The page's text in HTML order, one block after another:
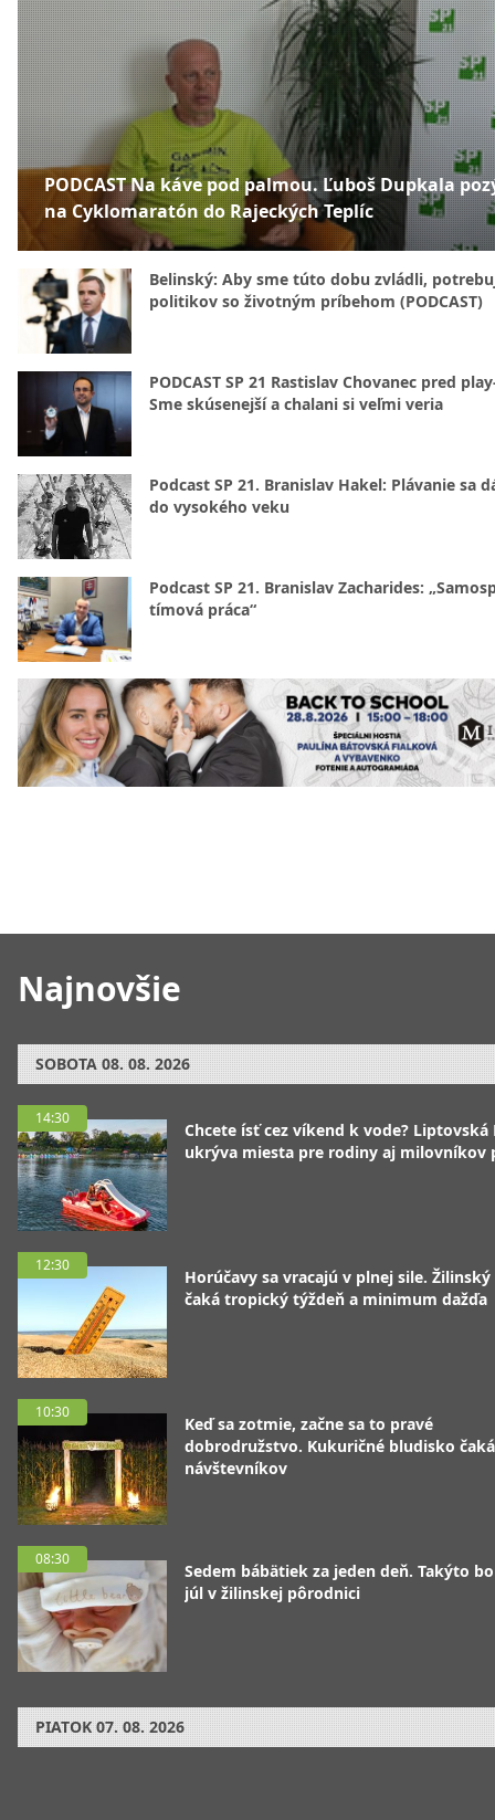
Najnovšie
SOBOTA 08. 08. 2026
14:30
Chcete ísť cez víkend k vode? Liptovská
ukrýva miesta pre rodiny aj milovníkov
12:30
Horúčavy sa vracajú v plnej sile.
čaká tropický týždeň a minimum dažďa
10:30
Keď sa zotmie, začne sa to pravé
dobrodružstvo. Kukuričné bludisko
návštevníkov
08:30
Sedem bábätiek za jeden deň. Takýto
júl v žilinskej pôrodnici
PIATOK 07. 08. 2026
PODCAST Na káve pod palmou. Ľuboš Dupkala
na Cyklomaratón do Rajeckých Teplíc
Belinský: Aby sme túto dobu zvládli,
politikov so životným príbehom (PODCAST)
PODCAST SP 21 Rastislav Chovanec pred
Sme skúsenejší a chalani si veľmi veria
Podcast SP 21. Branislav Hakel: Plávanie sa
do vysokého veku
Podcast SP 21. Branislav Zacharides:
tímová práca“